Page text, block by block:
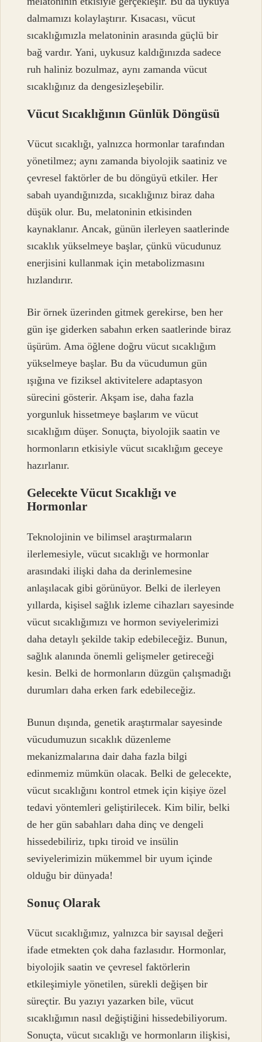
dalmamızı kolaylaştırır. Kısacası, vücut
sıcaklığımızla melatoninin arasında güçlü bir
bağ vardır. Yani, uykusuz kaldığınızda sadece
ruh haliniz bozulmaz, aynı zamanda vücut
sıcaklığınız da dengesizleşebilir.
Vücut Sıcaklığının Günlük Döngüsü
Vücut sıcaklığı, yalnızca hormonlar tarafından
yönetilmez; aynı zamanda biyolojik saatiniz ve
çevresel faktörler de bu döngüyü etkiler. Her
sabah uyandığınızda, sıcaklığınız biraz daha
düşük olur. Bu, melatoninin etkisinden
kaynaklanır. Ancak, günün ilerleyen saatlerinde
sıcaklık yükselmeye başlar, çünkü vücudunuz
enerjisini kullanmak için metabolizmasını
hızlandırır.
Bir örnek üzerinden gitmek gerekirse, ben her
gün işe giderken sabahın erken saatlerinde biraz
üşürüm. Ama öğlene doğru vücut sıcaklığım
yükselmeye başlar. Bu da vücudumun gün
ışığına ve fiziksel aktivitelere adaptasyon
sürecini gösterir. Akşam ise, daha fazla
yorgunluk hissetmeye başlarım ve vücut
sıcaklığım düşer. Sonuçta, biyolojik saatin ve
hormonların etkisiyle vücut sıcaklığım geceye
hazırlanır.
Gelecekte Vücut Sıcaklığı ve
Hormonlar
Teknolojinin ve bilimsel araştırmaların
ilerlemesiyle, vücut sıcaklığı ve hormonlar
arasındaki ilişki daha da derinlemesine
anlaşılacak gibi görünüyor. Belki de ilerleyen
yıllarda, kişisel sağlık izleme cihazları sayesinde
vücut sıcaklığımızı ve hormon seviyelerimizi
daha detaylı şekilde takip edebileceğiz. Bunun,
sağlık alanında önemli gelişmeler getireceği
kesin. Belki de hormonların düzgün çalışmadığı
durumları daha erken fark edebileceğiz.
Bunun dışında, genetik araştırmalar sayesinde
vücudumuzun sıcaklık düzenleme
mekanizmalarına dair daha fazla bilgi
edinmemiz mümkün olacak. Belki de gelecekte,
vücut sıcaklığını kontrol etmek için kişiye özel
tedavi yöntemleri geliştirilecek. Kim bilir, belki
de her gün sabahları daha dinç ve dengeli
hissedebiliriz, tıpkı tiroid ve insülin
seviyelerimizin mükemmel bir uyum içinde
olduğu bir dünyada!
Sonuç Olarak
Vücut sıcaklığımız, yalnızca bir sayısal değeri
ifade etmekten çok daha fazlasıdır. Hormonlar,
biyolojik saatin ve çevresel faktörlerin
etkileşimiyle yönetilen, sürekli değişen bir
süreçtir. Bu yazıyı yazarken bile, vücut
sıcaklığımın nasıl değiştiğini hissedebiliyorum.
Sonuçta, vücut sıcaklığı ve hormonların ilişkisi,